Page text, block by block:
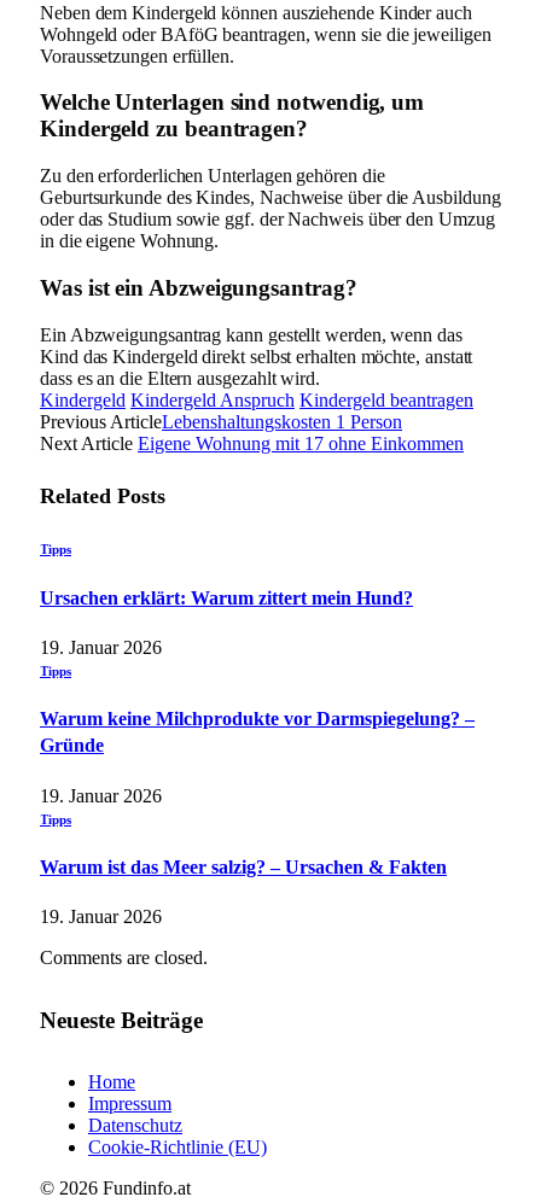
Neben dem Kindergeld können ausziehende Kinder auch
Wohngeld oder BAföG beantragen, wenn sie die jeweiligen
Voraussetzungen erfüllen.
Welche Unterlagen sind notwendig, um
Kindergeld zu beantragen?
Zu den erforderlichen Unterlagen gehören die
Geburtsurkunde des Kindes, Nachweise über die Ausbildung
oder das Studium sowie ggf. der Nachweis über den Umzug
in die eigene Wohnung.
Was ist ein Abzweigungsantrag?
Ein Abzweigungsantrag kann gestellt werden, wenn das
Kind das Kindergeld direkt selbst erhalten möchte, anstatt
dass es an die Eltern ausgezahlt wird.
Kindergeld Kindergeld Anspruch Kindergeld beantragen
Previous ArticleLebenshaltungskosten 1 Person
Next Article Eigene Wohnung mit 17 ohne Einkommen
Related Posts
Tipps
Ursachen erklärt: Warum zittert mein Hund?
19. Januar 2026
Tipps
Warum keine Milchprodukte vor Darmspiegelung? –
Gründe
19. Januar 2026
Tipps
Warum ist das Meer salzig? – Ursachen & Fakten
19. Januar 2026
Comments are closed.
Neueste Beiträge
Home
Impressum
Datenschutz
Cookie-Richtlinie (EU)
© 2026 Fundinfo.at